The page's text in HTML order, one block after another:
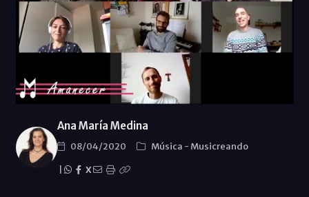
Ana María Medina
08/04/2020 Música - Musicreando
X